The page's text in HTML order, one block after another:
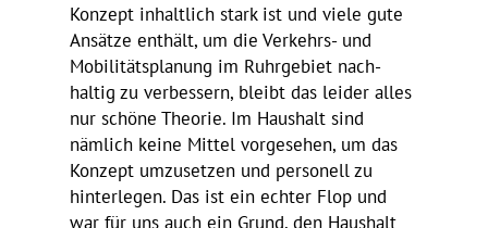
Konzept inhalt­lich stark ist und viele gute
Ansätze enthält, um die Verkehrs- und
Mobi­li­täts­pla­nung im Ruhr­ge­biet nach­
haltig zu verbes­sern, bleibt das leider alles
nur schöne Theorie. Im Haus­halt sind
nämlich keine Mittel vorge­sehen, um das
Konzept umzu­setzen und perso­nell zu
hinter­legen. Das ist ein echter Flop und
war für uns auch ein Grund, den Haus­halt